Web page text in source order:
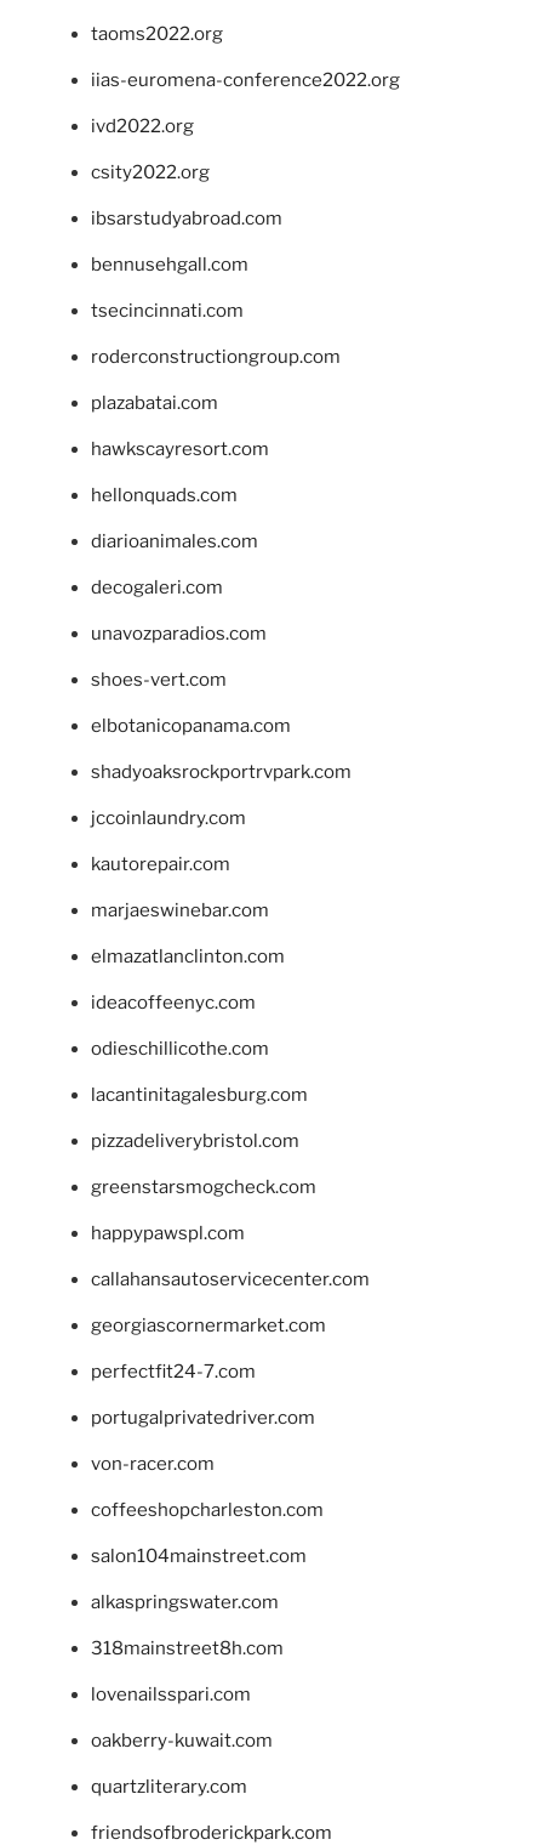
taoms2022.org
iias-euromena-conference2022.org
ivd2022.org
csity2022.org
ibsarstudyabroad.com
bennusehgall.com
tsecincinnati.com
roderconstructiongroup.com
plazabatai.com
hawkscayresort.com
hellonquads.com
diarioanimales.com
decogaleri.com
unavozparadios.com
shoes-vert.com
elbotanicopanama.com
shadyoaksrockportrvpark.com
jccoinlaundry.com
kautorepair.com
marjaeswinebar.com
elmazatlanclinton.com
ideacoffeenyc.com
odieschillicothe.com
lacantinitagalesburg.com
pizzadeliverybristol.com
greenstarsmogcheck.com
happypawspl.com
callahansautoservicecenter.com
georgiascornermarket.com
perfectfit24-7.com
portugalprivatedriver.com
von-racer.com
coffeeshopcharleston.com
salon104mainstreet.com
alkaspringswater.com
318mainstreet8h.com
lovenailsspari.com
oakberry-kuwait.com
quartzliterary.com
friendsofbroderickpark.com